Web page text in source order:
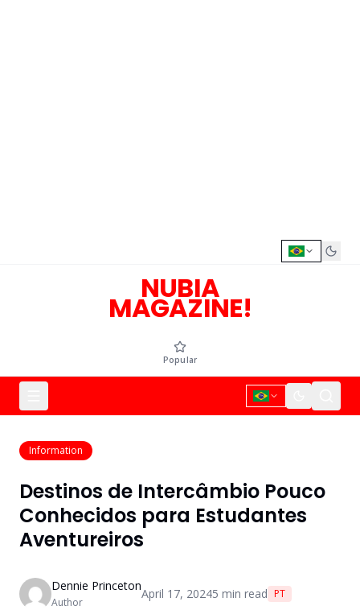
NUBIA
MAGAZINE!
Popular
Information
Destinos de Intercâmbio Pouco
Conhecidos para Estudantes
Aventureiros
Dennie Princeton
Author
April 17, 20245 min read PT